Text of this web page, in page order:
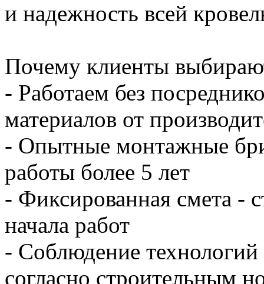
и надежность всей
Почему клиенты
- Работаем без
материалов от
- Опытные монтажные
работы более 5 лет
- Фиксированная смета -
начала работ
- Соблюдение
согласно строительным